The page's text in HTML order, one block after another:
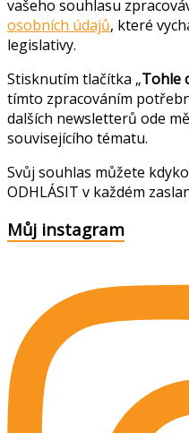
vašeho souhlasu
osobních údajů, které
legislativy.
Stisknutím tlačítka „Tohle
tímto zpracováním
dalších newsletterů ode
souvisejícího tématu.
Svůj souhlas můžete
ODHLÁSIT v každém
Můj instagram